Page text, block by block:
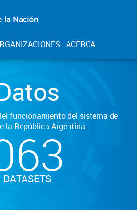
ACERCA
funcionamiento del sistema de
la República Argentina.
DATASETS